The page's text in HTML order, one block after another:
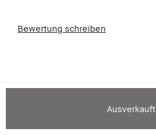
Bewertung schreiben
Ausverkauft